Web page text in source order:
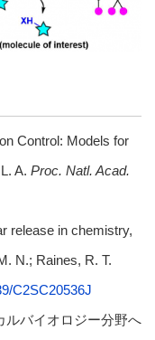
Control: Models for
A. Proc. Natl. Acad.
release in chemistry,
N.; Raines, R. T.
C2SC20536J
ルバイオロジー分野へ